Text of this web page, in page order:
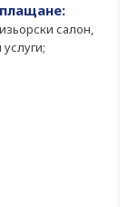
салон,